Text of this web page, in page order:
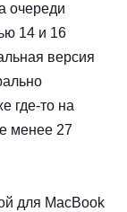
очереди
14 и 16
версия
где-то на
менее 27
для MacBook